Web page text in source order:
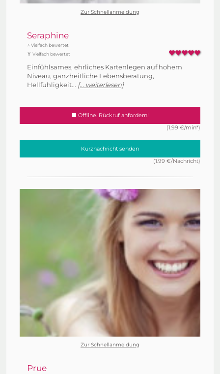
Zur Schnellanmeldung
Seraphine
⭐ Vielfach bewertet
🏅 Vielfach bewertet
Einfühlsames, ehrliches Kartenlegen auf hohem
Niveau, ganzheitliche Lebensberatung,
Hellfühligkeit... [... weiterlesen]
Offline. Rückruf anfordern!
(1,99 €/min*)
Kurznachricht senden
(1.99 €/Nachricht)
Zur Schnellanmeldung
Prue